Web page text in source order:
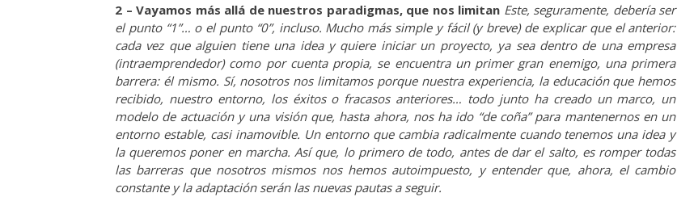
2 – Vayamos más allá de nuestros paradigmas, que nos limitan Este, seguramente, debería ser
el punto “1”… o el punto “0”, incluso. Mucho más simple y fácil (y breve) de explicar que el anterior:
cada vez que alguien tiene una idea y quiere iniciar un proyecto, ya sea dentro de una empresa
(intraemprendedor) como por cuenta propia, se encuentra un primer gran enemigo, una primera
barrera: él mismo. Sí, nosotros nos limitamos porque nuestra experiencia, la educación que hemos
recibido, nuestro entorno, los éxitos o fracasos anteriores… todo junto ha creado un marco, un
modelo de actuación y una visión que, hasta ahora, nos ha ido “de coña” para mantenernos en un
entorno estable, casi inamovible. Un entorno que cambia radicalmente cuando tenemos una idea y
la queremos poner en marcha. Así que, lo primero de todo, antes de dar el salto, es romper todas
las barreras que nosotros mismos nos hemos autoimpuesto, y entender que, ahora, el cambio
constante y la adaptación serán las nuevas pautas a seguir.